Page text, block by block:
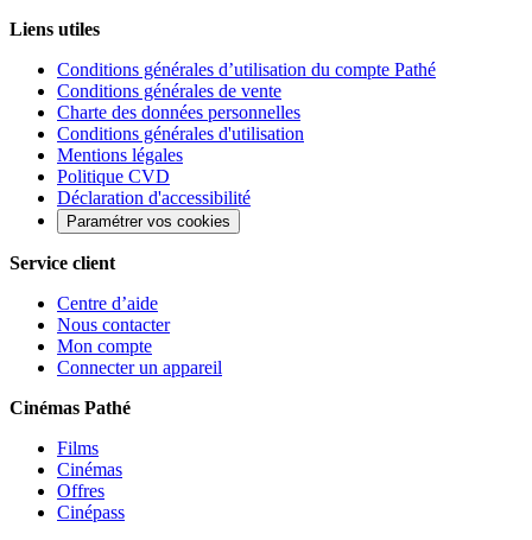
Liens utiles
Conditions générales d’utilisation du compte Pathé
Conditions générales de vente
Charte des données personnelles
Conditions générales d'utilisation
Mentions légales
Politique CVD
Déclaration d'accessibilité
Paramétrer vos cookies
Service client
Centre d’aide
Nous contacter
Mon compte
Connecter un appareil
Cinémas Pathé
Films
Cinémas
Offres
Cinépass